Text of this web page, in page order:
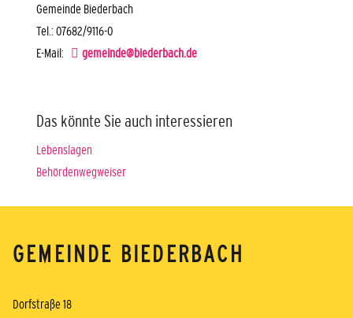
Gemeinde Biederbach
Tel.: 07682/9116-0
E-Mail:
gemeinde@biederbach.de
Das könnte Sie auch interessieren
Lebenslagen
Behördenwegweiser
GEMEINDE BIEDERBACH
Dorfstraße 18